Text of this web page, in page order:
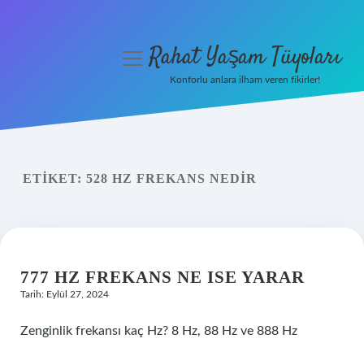
Yasal Uyarı
menüyüRahat Yaşam Tüyoları
Konforlu anlara ilham veren fikirler!
ETIKET: 528 HZ FREKANS NEDIR
777 HZ FREKANS NE ISE YARAR
Tarih: Eylül 27, 2024
Zenginlik frekansı kaç Hz? 8 Hz, 88 Hz ve 888 Hz